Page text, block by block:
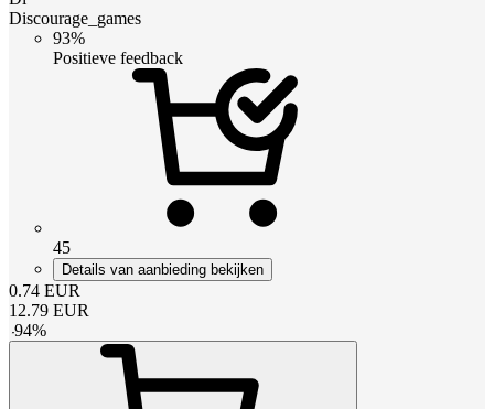
Discourage_games
93%
Positieve feedback
45
Details van aanbieding bekijken
0.74 EUR
12.79 EUR
-94%